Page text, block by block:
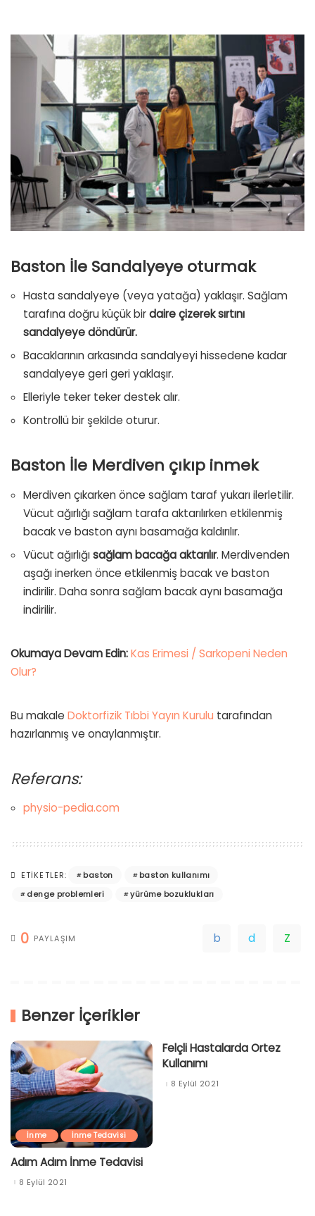
Baston İle Sandalyeye oturmak
Hasta sandalyeye (veya yatağa) yaklaşır. Sağlam
tarafına doğru küçük birdaire çizerek sırtını
sandalyeye döndürür.
Bacaklarının arkasında sandalyeyi hissedene kadar
sandalyeye geri geri yaklaşır.
Elleriyle teker teker destek alır.
Kontrollü bir şekilde oturur.
Baston İle Merdiven çıkıp inmek
Merdiven çıkarken önce sağlam taraf yukarı ilerletilir.
Vücut ağırlığı sağlam tarafa aktarılırken etkilenmiş
bacak ve baston aynı basamağa kaldırılır.
Vücut ağırlığısağlam bacağa aktarılır. Merdivenden
aşağı inerken önce etkilenmiş bacak ve baston
indirilir. Daha sonra sağlam bacak aynı basamağa
indirilir.
Okumaya Devam Edin:Kas Erimesi / Sarkopeni Neden
Olur?
Bu makale Doktorfizik Tıbbi Yayın Kurulu tarafından
hazırlanmış ve onaylanmıştır.
Referans:
physio-pedia.com
ETIKETLER: baston
baston kullanımı
denge problemleri
yürüme bozuklukları
0 PAYLAŞIM
Benzer İçerikler
İnme İnme Tedavisi
Adım Adım İnme Tedavisi
8 Eylül 2021
Felçli Hastalarda Ortez
Kullanımı
8 Eylül 2021